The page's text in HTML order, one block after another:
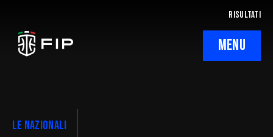
RISULTATI
MENU
Ticketing
LE NAZIONALI